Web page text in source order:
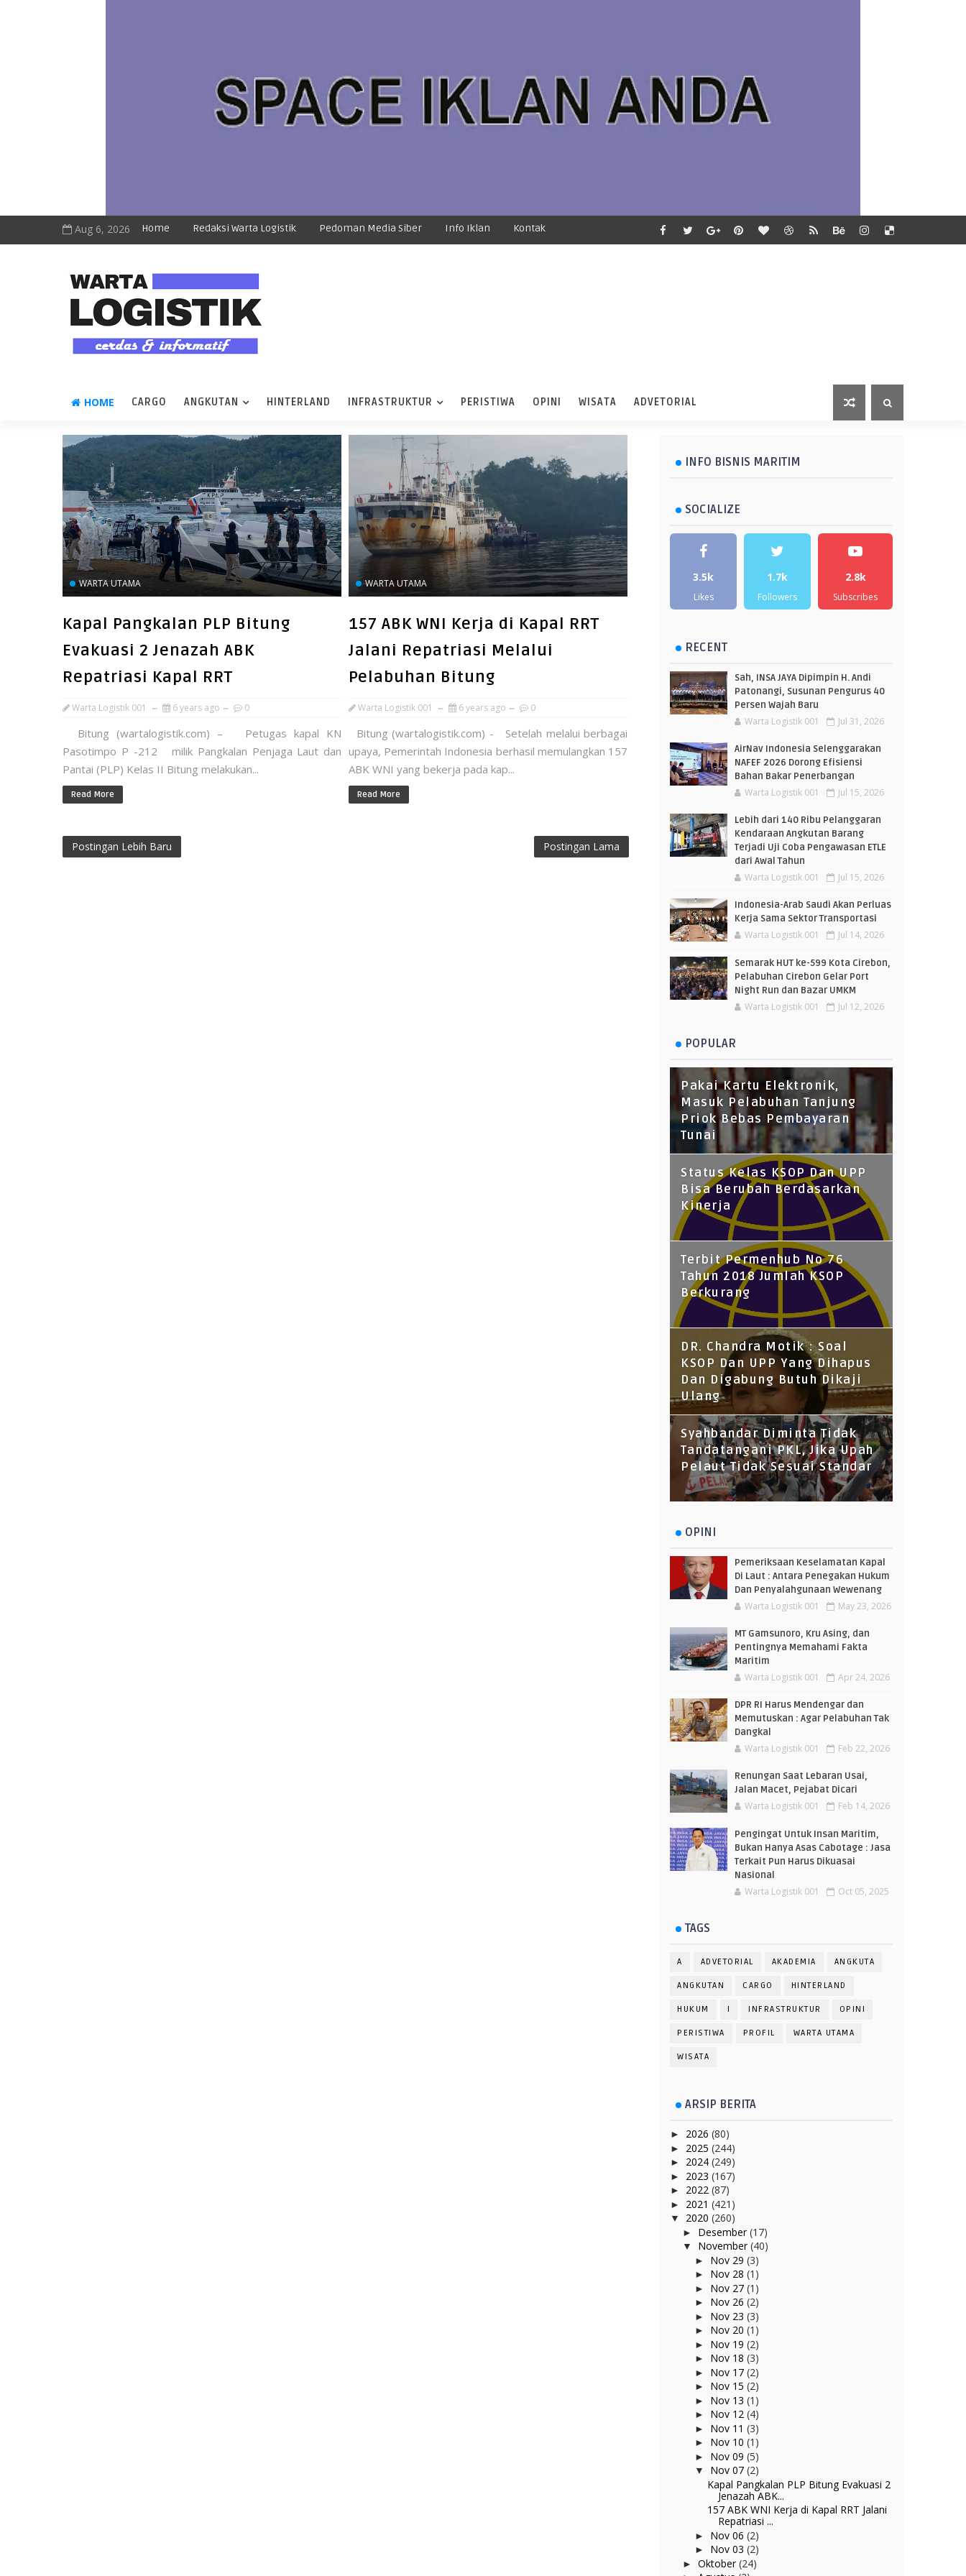
Aug 6, 2026 Home Redaksi Warta Logistik Pedoman Media Siber Info Iklan Kontak
HOME CARGO ANGKUTAN HINTERLAND INFRASTRUKTUR PERISTIWA OPINI WISATA ADVETORIAL
WARTA UTAMA
Kapal Pangkalan PLP Bitung
Evakuasi 2 Jenazah ABK
Repatriasi Kapal RRT
Warta Logistik 001 6 years ago 0
Bitung (wartalogistik.com) – Petugas kapal KN
Pasotimpo P -212 milik Pangkalan Penjaga Laut dan
Pantai (PLP) Kelas II Bitung melakukan...
Read More
WARTA UTAMA
157 ABK WNI Kerja di Kapal RRT
Jalani Repatriasi Melalui
Pelabuhan Bitung
Warta Logistik 001 6 years ago 0
Bitung (wartalogistik.com) - Setelah melalui berbagai
upaya, Pemerintah Indonesia berhasil memulangkan 157
ABK WNI yang bekerja pada kap...
Read More
Postingan Lebih Baru Postingan Lama
INFO BISNIS MARITIM
SOCIALIZE
3.5k
Likes
1.7k
Followers
2.8k
Subscribes
RECENT
Sah, INSA JAYA Dipimpin H. Andi
Patonangi, Susunan Pengurus 40
Persen Wajah Baru
Warta Logistik 001 Jul 31, 2026
AirNav Indonesia Selenggarakan
NAFEF 2026 Dorong Efisiensi
Bahan Bakar Penerbangan
Warta Logistik 001 Jul 15, 2026
Lebih dari 140 Ribu Pelanggaran
Kendaraan Angkutan Barang
Terjadi Uji Coba Pengawasan ETLE
dari Awal Tahun
Warta Logistik 001 Jul 15, 2026
Indonesia-Arab Saudi Akan Perluas
Kerja Sama Sektor Transportasi
Warta Logistik 001 Jul 14, 2026
Semarak HUT ke-599 Kota Cirebon,
Pelabuhan Cirebon Gelar Port
Night Run dan Bazar UMKM
Warta Logistik 001 Jul 12, 2026
POPULAR
Pakai Kartu Elektronik,
Masuk Pelabuhan Tanjung
Priok Bebas Pembayaran
Tunai
Status Kelas KSOP Dan UPP
Bisa Berubah Berdasarkan
Kinerja
Terbit Permenhub No 76
Tahun 2018 Jumlah KSOP
Berkurang
DR. Chandra Motik : Soal
KSOP Dan UPP Yang Dihapus
Dan Digabung Butuh Dikaji
Ulang
Syahbandar Diminta Tidak
Tandatangani PKL, Jika Upah
Pelaut Tidak Sesuai Standar
OPINI
Pemeriksaan Keselamatan Kapal
Di Laut : Antara Penegakan Hukum
Dan Penyalahgunaan Wewenang
Warta Logistik 001 May 23, 2026
MT Gamsunoro, Kru Asing, dan
Pentingnya Memahami Fakta
Maritim
Warta Logistik 001 Apr 24, 2026
DPR RI Harus Mendengar dan
Memutuskan : Agar Pelabuhan Tak
Dangkal
Warta Logistik 001 Feb 22, 2026
Renungan Saat Lebaran Usai,
Jalan Macet, Pejabat Dicari
Warta Logistik 001 Feb 14, 2026
Pengingat Untuk Insan Maritim,
Bukan Hanya Asas Cabotage : Jasa
Terkait Pun Harus Dikuasai
Nasional
Warta Logistik 001 Oct 05, 2025
TAGS
A ADVETORIAL AKADEMIA ANGKUTA
ANGKUTAN CARGO HINTERLAND
HUKUM I INFRASTRUKTUR OPINI
PERISTIWA PROFIL WARTA UTAMA
WISATA
ARSIP BERITA
► 2026 (80)
► 2025 (244)
► 2024 (249)
► 2023 (167)
► 2022 (87)
► 2021 (421)
▼ 2020 (260)
► Desember(17)
▼ November(40)
► Nov 29 (3)
► Nov 28 (1)
► Nov 27 (1)
► Nov 26 (2)
► Nov 23 (3)
► Nov 20 (1)
► Nov 19 (2)
► Nov 18 (3)
► Nov 17 (2)
► Nov 15 (2)
► Nov 13 (1)
► Nov 12 (4)
► Nov 11 (3)
► Nov 10 (1)
► Nov 09 (5)
▼ Nov 07 (2)
Kapal Pangkalan PLP Bitung Evakuasi 2
Jenazah ABK...
157 ABK WNI Kerja di Kapal RRT Jalani
Repatriasi ...
► Nov 06 (2)
► Nov 03 (2)
► Oktober(24)